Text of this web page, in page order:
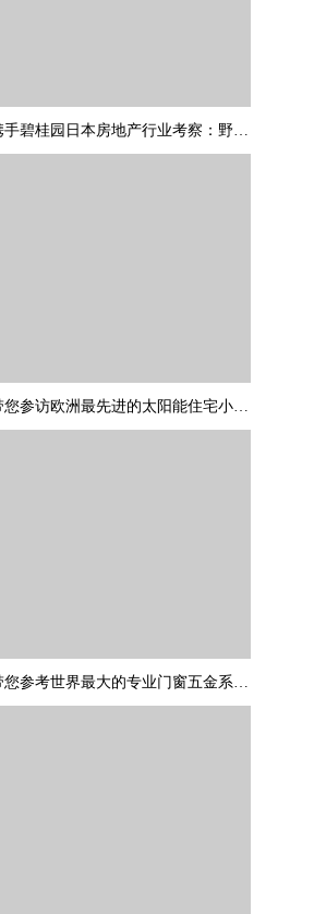
特莱德游学携手碧桂园日本房地产行业考察：野村不动产调研参访
特莱德游学带您参访欧洲最先进的太阳能住宅小区：德国弗莱堡“太阳船
特莱德游学带您参考世界最大的专业门窗五金系统制作商：德国诺托集团